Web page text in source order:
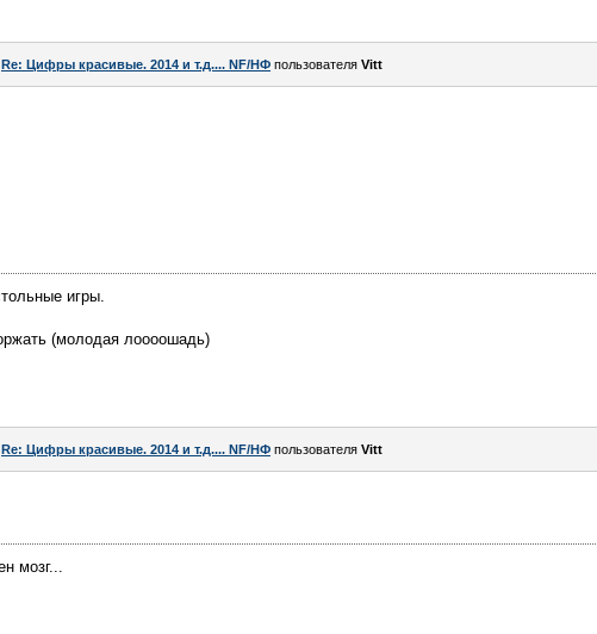
Re: Цифры красивые. 2014 и т.д.... NF/НФ пользователя Vitt
игры.
(молодая лоооошадь)
Re: Цифры красивые. 2014 и т.д.... NF/НФ пользователя Vitt
мозг...